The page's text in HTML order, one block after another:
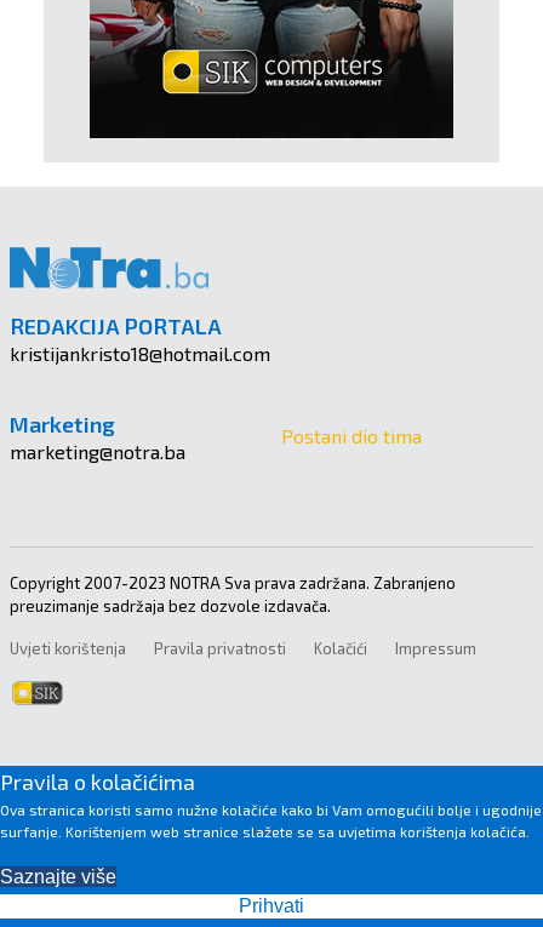
REDAKCIJA PORTALA
kristijankristo18@hotmail.com
Marketing
marketing@notra.ba
Postani dio tima
Copyright 2007-2023 NOTRA Sva prava zadržana. Zabranjeno
preuzimanje sadržaja bez dozvole izdavača.
Uvjeti korištenja Pravila privatnosti Kolačići Impressum
Pravila o kolačićima
Ova stranica koristi samo nužne kolačiće kako bi Vam omogućili bolje i ugodnije
surfanje. Korištenjem web stranice slažete se sa uvjetima korištenja kolačića.
Saznajte više
Prihvati